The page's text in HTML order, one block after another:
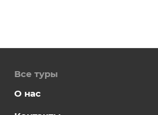
Все туры
О нас